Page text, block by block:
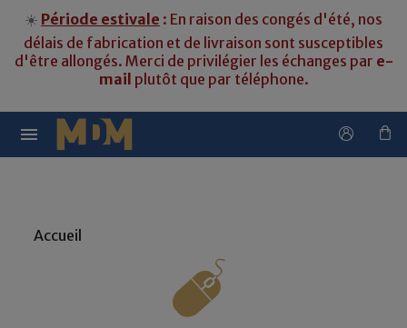
☀️ Période estivale : En raison des congés d'été, nos
délais de fabrication et de livraison sont susceptibles
d'être allongés. Merci de privilégier les échanges par e-
mail plutôt que par téléphone.

Accueil